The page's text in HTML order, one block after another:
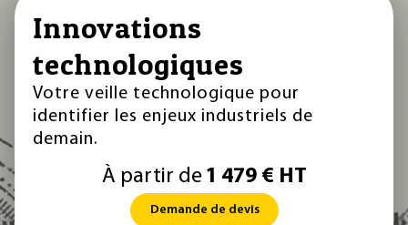
Innovations
technologiques
Votre veille technologique pour
identifier les enjeux industriels de
demain.
À partir de 1 479 € HT
Demande de devis